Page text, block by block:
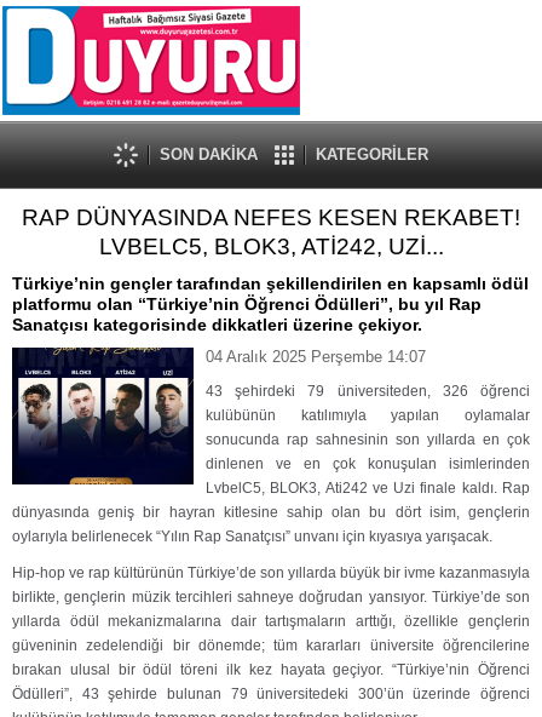
SON DAKİKA KATEGORİLER
RAP DÜNYASINDA NEFES KESEN REKABET!
LVBELC5, BLOK3, ATİ242, UZİ...
Türkiye’nin gençler tarafından şekillendirilen en kapsamlı ödül
platformu olan “Türkiye’nin Öğrenci Ödülleri”, bu yıl Rap
Sanatçısı kategorisinde dikkatleri üzerine çekiyor.
04 Aralık 2025 Perşembe 14:07
43 şehirdeki 79 üniversiteden, 326 öğrenci
kulübünün katılımıyla yapılan oylamalar
sonucunda rap sahnesinin son yıllarda en çok
dinlenen ve en çok konuşulan isimlerinden
LvbelC5, BLOK3, Ati242 ve Uzi finale kaldı. Rap
dünyasında geniş bir hayran kitlesine sahip olan bu dört isim, gençlerin
oylarıyla belirlenecek “Yılın Rap Sanatçısı” unvanı için kıyasıya yarışacak.
Hip-hop ve rap kültürünün Türkiye’de son yıllarda büyük bir ivme kazanmasıyla
birlikte, gençlerin müzik tercihleri sahneye doğrudan yansıyor. Türkiye’de son
yıllarda ödül mekanizmalarına dair tartışmaların arttığı, özellikle gençlerin
güveninin zedelendiği bir dönemde; tüm kararları üniversite öğrencilerine
bırakan ulusal bir ödül töreni ilk kez hayata geçiyor. “Türkiye’nin Öğrenci
Ödülleri”, 43 şehirde bulunan 79 üniversitedeki 300’ün üzerinde öğrenci